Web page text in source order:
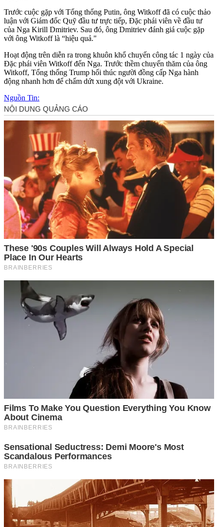
Trước cuộc gặp với Tổng thống Putin, ông Witkoff đã có cuộc thảo
luận với Giám đốc Quỹ đầu tư trực tiếp, Đặc phái viên về đầu tư
của Nga Kirill Dmitriev. Sau đó, ông Dmitriev đánh giá cuộc gặp
với ông Witkoff là “hiệu quả."
Hoạt động trên diễn ra trong khuôn khổ chuyến công tác 1 ngày của
Đặc phái viên Witkoff đến Nga. Trước thềm chuyến thăm của ông
Witkoff, Tổng thống Trump hối thúc người đồng cấp Nga hành
động nhanh hơn để chấm dứt xung đột với Ukraine.
Nguồn Tin: